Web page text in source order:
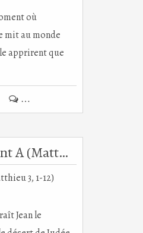
où
mit au monde
apprirent que
 …
2° dimanche de l'Avent A (Matthieu 3, 1-12) (DiMail 146)
Jean le